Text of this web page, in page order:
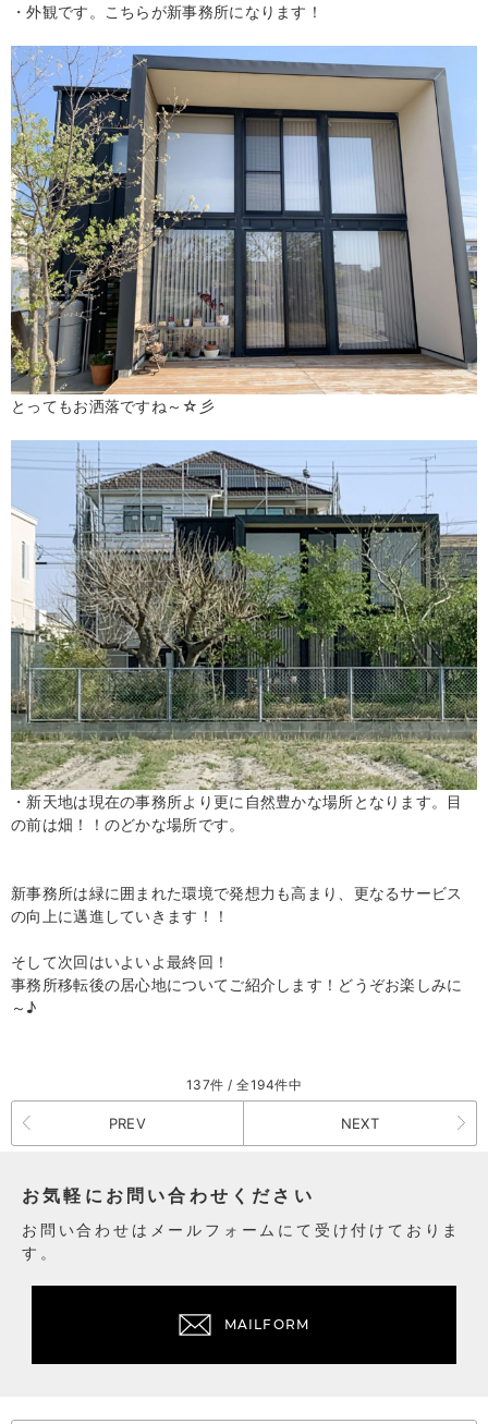
・外観です。こちらが新事務所になります！
とってもお洒落ですね～☆彡
・新天地は現在の事務所より更に自然豊かな場所となります。目
の前は畑！！のどかな場所です。
新事務所は緑に囲まれた環境で発想力も高まり、更なるサービス
の向上に邁進していきます！！
そして次回はいよいよ最終回！
事務所移転後の居心地についてご紹介します！どうぞお楽しみに
～♪
137件 / 全194件中
PREV NEXT
お気軽にお問い合わせください
お問い合わせはメールフォームにて受け付けておりま
す。
MAILFORM